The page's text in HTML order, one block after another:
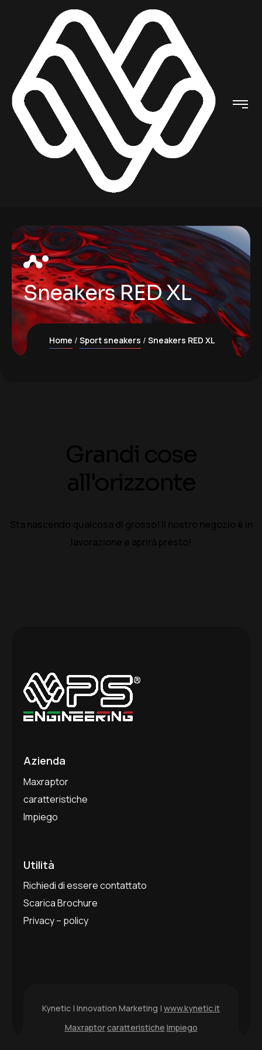
Sneakers RED XL
Home Sport sneakers Sneakers RED XL
Azienda
Maxraptor
caratteristiche
Impiego
Utilità
Richiedi di essere contattato
Scarica Brochure
Privacy – policy
Kynetic | Innovation Marketing | www.kynetic.it
Maxraptorcaratteristiche Impiego